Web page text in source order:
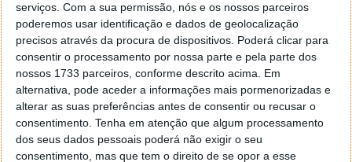
serviços. Com a sua permissão, nós e os nossos parceiros
poderemos usar identificação e dados de geolocalização
precisos através da procura de dispositivos. Poderá clicar para
consentir o processamento por nossa parte e pela parte dos
nossos 1733 parceiros, conforme descrito acima. Em
alternativa, pode aceder a informações mais pormenorizadas e
alterar as suas preferências antes de consentir ou recusar o
consentimento. Tenha em atenção que algum processamento
dos seus dados pessoais poderá não exigir o seu
consentimento, mas que tem o direito de se opor a esse
Depois de tratar das edições, clique em Seguinte.
Quando chegar à página onde vai escrever a sua